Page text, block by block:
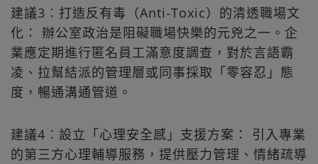
建議3︰打造反有毒（Anti-Toxic）的清透職場文
化： 辦公室政治是阻礙職場快樂的元兇之一。企
業應定期進行匿名員工滿意度調查，對於言語霸
凌、拉幫結派的管理層或同事採取「零容忍」態
度，暢通溝通管道。
建議4︰設立「心理安全感」支援方案： 引入專業
的第三方心理輔導服務，提供壓力管理、情緒疏導